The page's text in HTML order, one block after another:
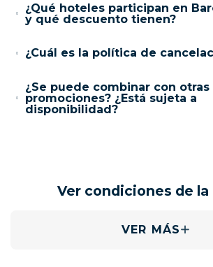
¿Qué hoteles participan en
y qué descuento tienen?
¿Cuál es la política de
¿Se puede combinar con otras
promociones? ¿Está sujeta a
disponibilidad?
Ver condiciones de
VER MÁS